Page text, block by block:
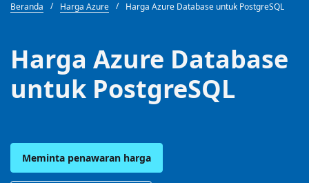
Beranda Harga Azure Harga Azure Database untuk PostgreSQL
Harga Azure Database
untuk PostgreSQL
Meminta penawaran harga